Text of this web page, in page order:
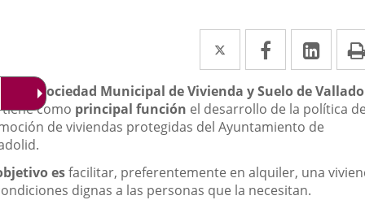
Twitter
Enlace
a
una
aplicación
Facebook
Enlace
a
una
aplicación
a
una
es laSociedad Municipal de Vivienda y Suelo de
como principal función el desarrollo de la política
de viviendas protegidas del Ayuntamiento de
esfacilitar, preferentemente en alquiler, una
dignas a las personas que la necesitan.